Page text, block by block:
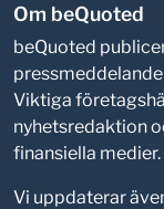
Om beQuoted
beQuoted
Viktiga
nyhetsredaktion
finansiella medier.
Vi uppdaterar